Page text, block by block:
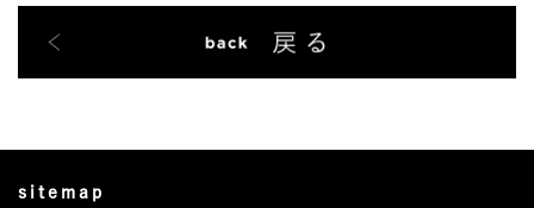
sitemap